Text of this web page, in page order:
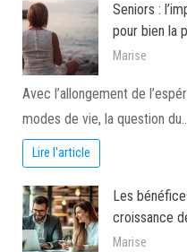
Seniors :
pour bien la
Marise
Avec l’allongement de
modes de vie, la question du…
Lire l'article
Les
croissance
Marise